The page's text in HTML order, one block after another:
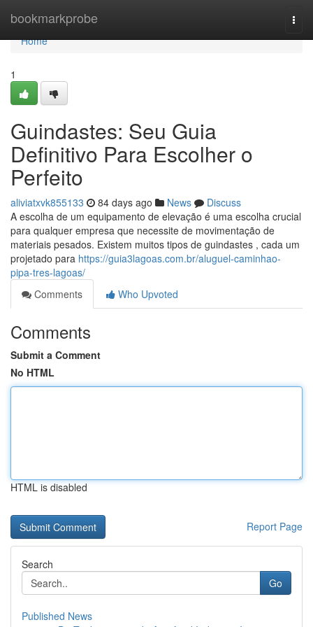
bookmarkprobe
Home
Home
1
Guindastes: Seu Guia
Definitivo Para Escolher o
Perfeito
aliviatxvk855133 84 days ago News
Discuss
A escolha de um equipamento de elevação é uma escolha crucial
para qualquer empresa que necessite de movimentação de
materiais pesados. Existem muitos tipos de guindastes , cada um
projetado para https://guia3lagoas.com.br/aluguel-caminhao-
pipa-tres-lagoas/
Comments
Who Upvoted
Comments
Submit a Comment
No HTML
HTML is disabled
Report Page
Search
Go
Published News